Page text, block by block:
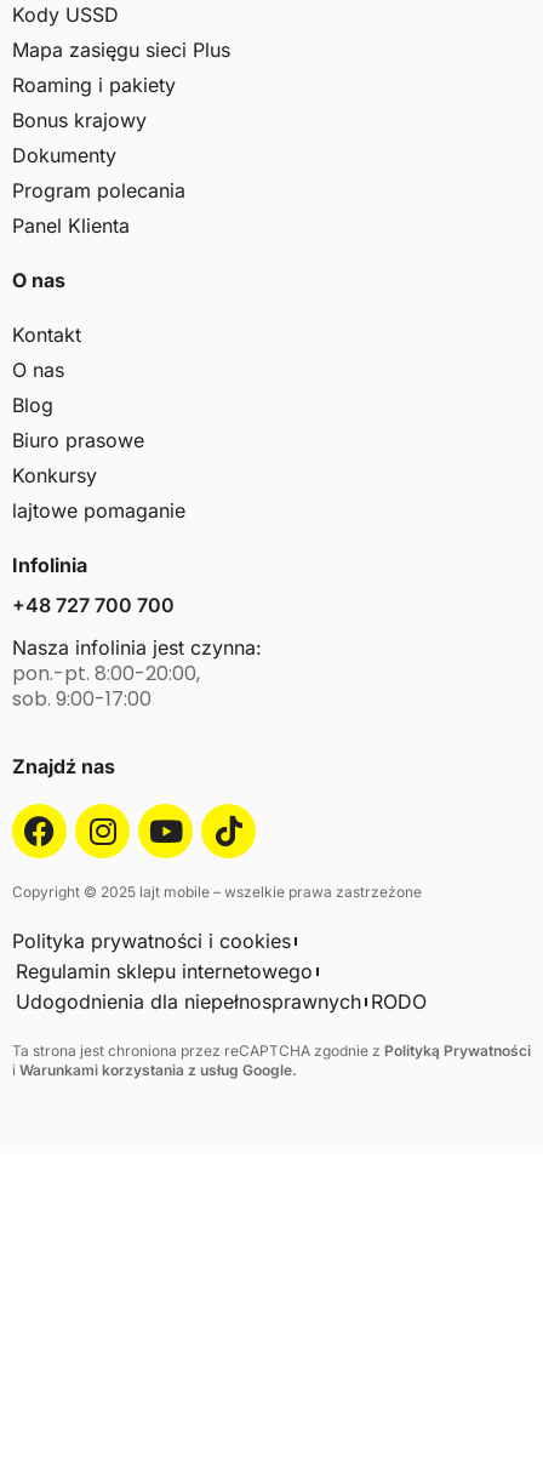
Kody USSD
Mapa zasięgu sieci Plus
Roaming i pakiety
Bonus krajowy
Dokumenty
Program polecania
Panel Klienta
O nas
Kontakt
O nas
Blog
Biuro prasowe
Konkursy
lajtowe pomaganie
Infolinia
+48 727 700 700
Nasza infolinia jest czynna:
pon.-pt. 8:00-20:00,
sob. 9:00-17:00
Znajdź nas
Copyright © 2025 lajt mobile – wszelkie prawa zastrzeżone
Polityka prywatności i cookies
Regulamin sklepu internetowego
Udogodnienia dla niepełnosprawnych RODO
Ta strona jest chroniona przez reCAPTCHA zgodnie z Polityką Prywatności
i Warunkami korzystania z usług Google.